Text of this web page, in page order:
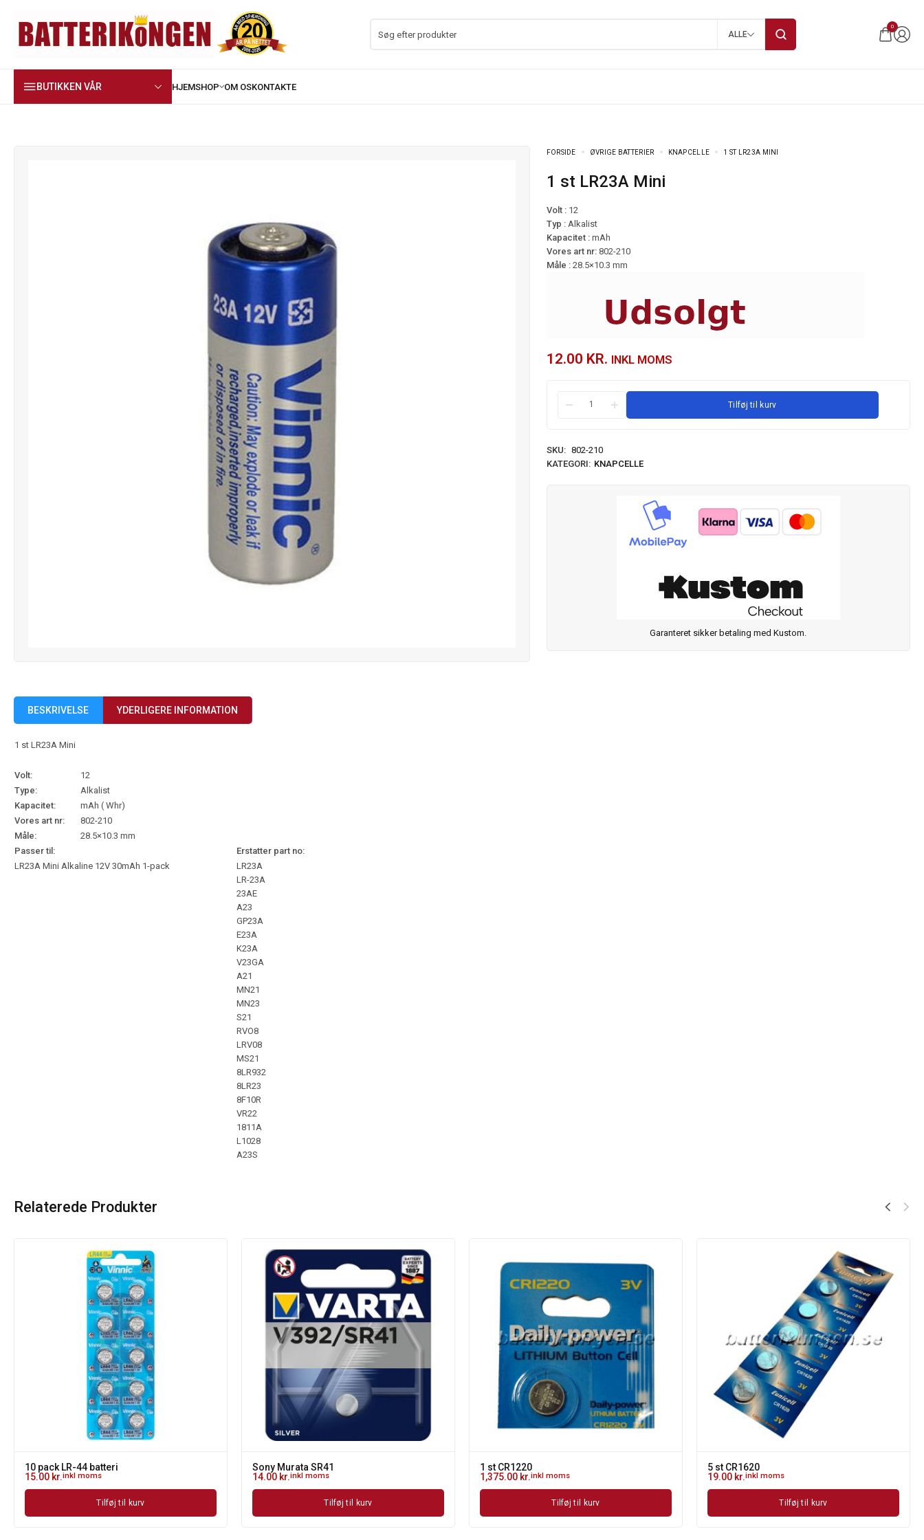
ALLE
0
BUTIKKEN VÅR
FORSIDE ØVRIGE BATTERIER KNAPCELLE 1 ST LR23A MINI
1 st LR23A Mini
Volt :12
Typ : Alkalist
Kapacitet : mAh
Vores art nr: 802-210
Måle : 28.5×10.3 mm
12.00 KR. INKL MOMS
Tilføj til kurv
SKU: 802-210
KATEGORI: KNAPCELLE
Garanteret sikker betaling med Kustom.
BESKRIVELSE YDERLIGERE INFORMATION
1 st LR23A Mini
Volt:
12
Type:
Alkalist
Kapacitet:
mAh ( Whr)
Vores art nr:
802-210
Måle:
28.5×10.3 mm
Passer til:
Erstatter part no:
LR23A Mini Alkaline 12V 30mAh 1-pack
LR23A
LR-23A
23AE
A23
GP23A
E23A
K23A
V23GA
A21
MN21
MN23
S21
RVO8
LRV08
MS21
8LR932
8LR23
8F10R
VR22
1811A
L1028
A23S
Relaterede Produkter
10 pack LR-44 batteri
15.00 kr.inkl moms
Tilføj til kurv
Sony Murata SR41
14.00 kr.inkl moms
Tilføj til kurv
1 st CR1220
1,375.00 kr.inkl moms
Tilføj til kurv
5 st CR1620
19.00 kr.inkl moms
Tilføj til kurv